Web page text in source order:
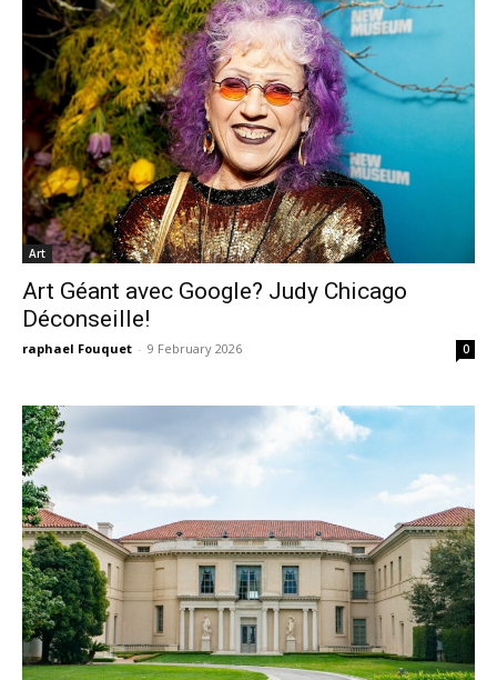
Art
Art Géant avec Google? Judy Chicago
Déconseille!
raphael Fouquet - 9 February 2026 0